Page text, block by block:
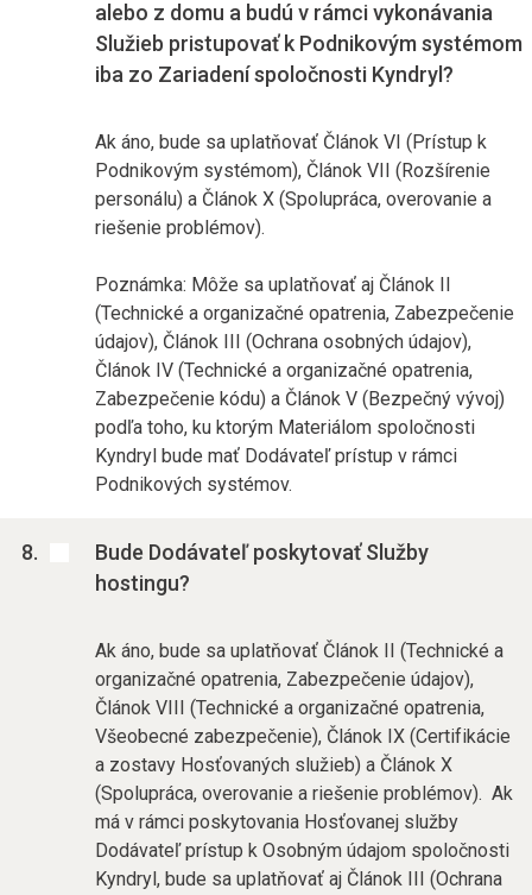
alebo z domu a budú v rámci vykonávania
Služieb pristupovať k Podnikovým systémom
iba zo Zariadení spoločnosti Kyndryl?
Ak áno, bude sa uplatňovať Článok VI (Prístup k
Podnikovým systémom), Článok VII (Rozšírenie
personálu) a Článok X (Spolupráca, overovanie a
riešenie problémov).
Poznámka: Môže sa uplatňovať aj Článok II
(Technické a organizačné opatrenia, Zabezpečenie
údajov), Článok III (Ochrana osobných údajov),
Článok IV (Technické a organizačné opatrenia,
Zabezpečenie kódu) a Článok V (Bezpečný vývoj)
podľa toho, ku ktorým Materiálom spoločnosti
Kyndryl bude mať Dodávateľ prístup v rámci
Podnikových systémov.
Bude Dodávateľ poskytovať Služby
hostingu?
Ak áno, bude sa uplatňovať Článok II (Technické a
organizačné opatrenia, Zabezpečenie údajov),
Článok VIII (Technické a organizačné opatrenia,
Všeobecné zabezpečenie), Článok IX (Certifikácie
a zostavy Hosťovaných služieb) a Článok X
(Spolupráca, overovanie a riešenie problémov). Ak
má v rámci poskytovania Hosťovanej služby
Dodávateľ prístup k Osobným údajom spoločnosti
Kyndryl, bude sa uplatňovať aj Článok III (Ochrana